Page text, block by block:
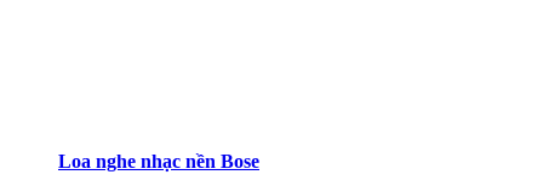
Loa nghe nhạc nền Bose